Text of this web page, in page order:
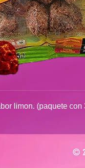
limon. (paquete con
©